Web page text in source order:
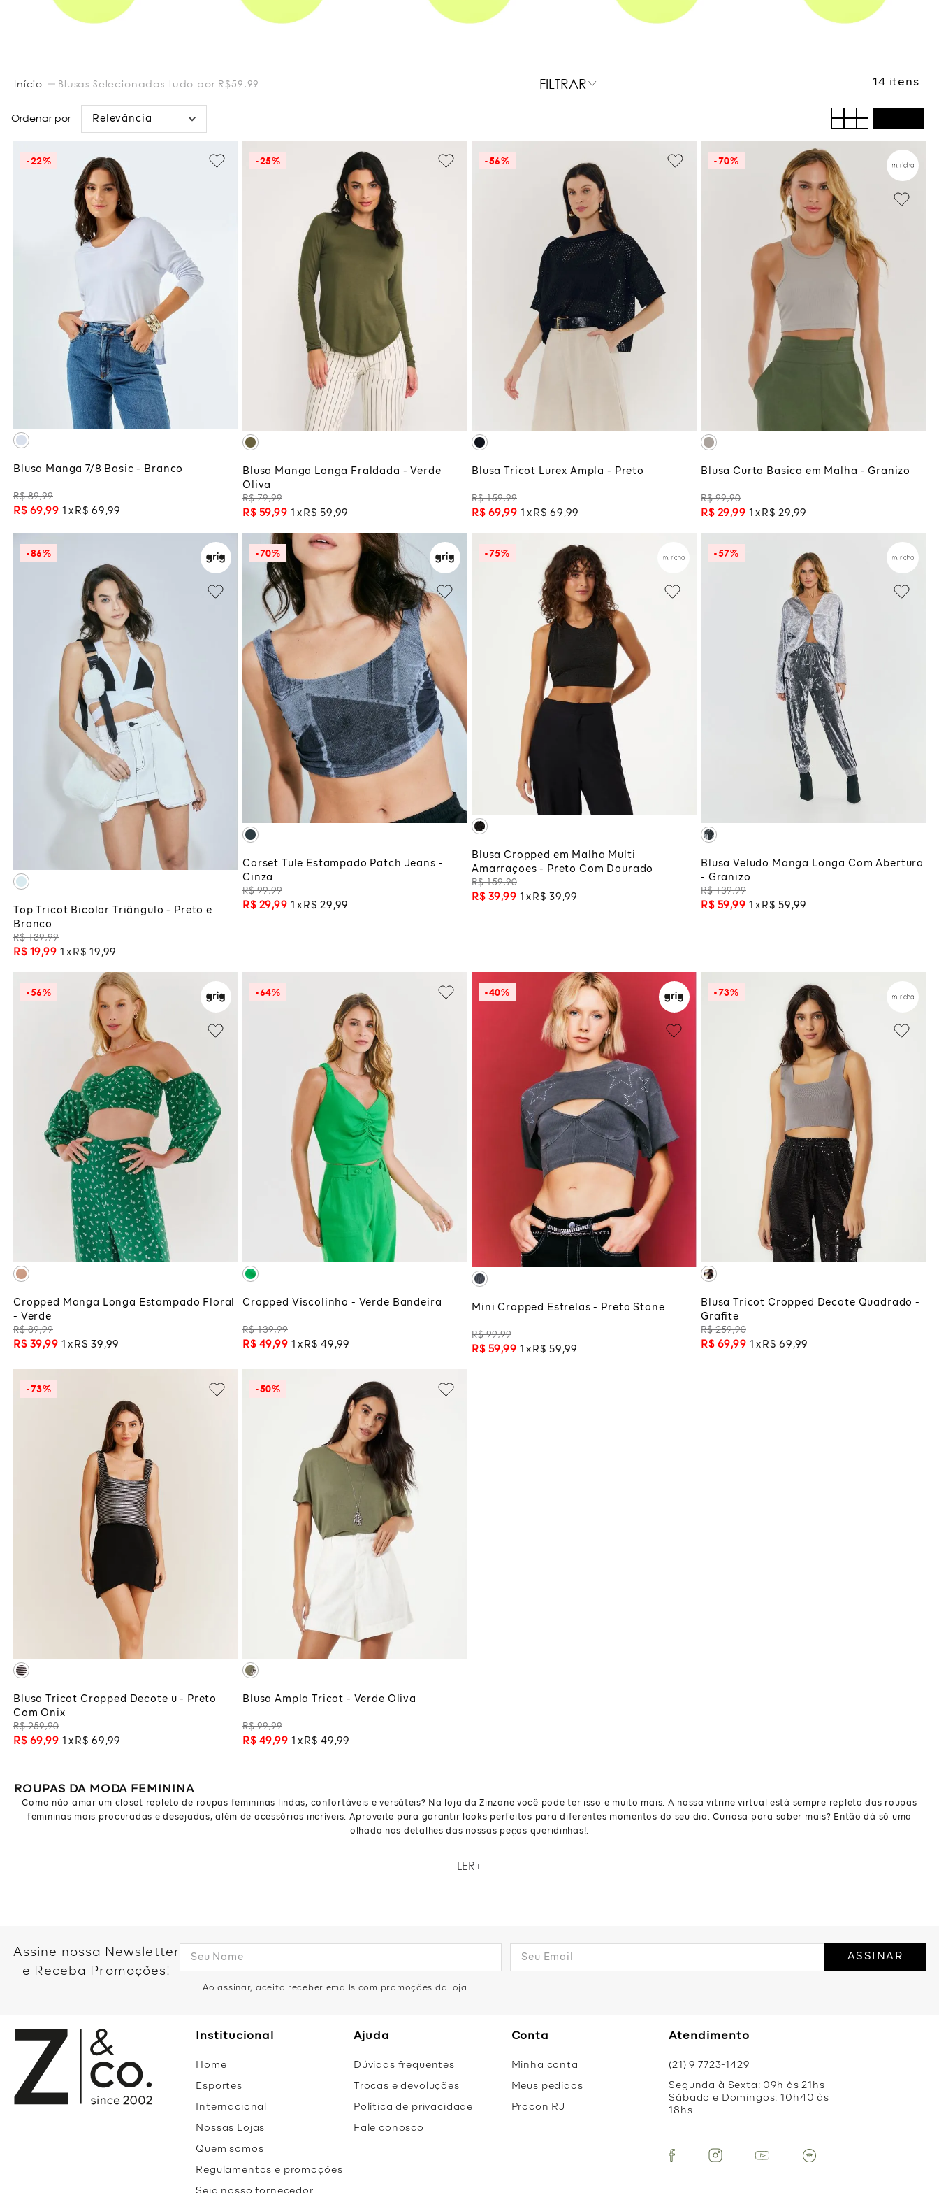
Blusas Selecionadas tudo por R$59,99 FILTRAR 14
Relevância
-22%
GG
ADICIONAR À SACOLA
Blusa Manga 7/8 Basic - Branco
R$ 89,99
R$ 69,99 1 R$ 69 ,99
-25%
M
ADICIONAR À SACOLA
Blusa Manga Longa Fraldada - Verde
Oliva
R$ 79,99
R$ 59,99 1 R$ 59 ,99
-56%
ADICIONAR À SACOLA
Blusa Tricot Lurex Ampla - Preto
R$ 159,99
R$ 69,99 1 R$ 69 ,99
-70%
ADICIONAR À SACOLA
Blusa Curta Basica em Malha - Granizo
R$ 99,90
R$ 29,99 1 R$ 29 ,99
-86%
ADICIONAR À SACOLA
Top Tricot Bicolor Triângulo - Preto e
Branco
R$ 139,99
R$ 19,99 1 R$ 19 ,99
-70%
GG
ADICIONAR À SACOLA
Corset Tule Estampado Patch Jeans -
Cinza
R$ 99,99
R$ 29,99 1 R$ 29 ,99
-75%
ADICIONAR À SACOLA
Blusa Cropped em Malha Multi
Amarraçoes - Preto Com Dourado
R$ 159,90
R$ 39,99 1 R$ 39 ,99
-57%
G
M
ADICIONAR À SACOLA
Blusa Veludo Manga Longa Com Abertura
- Granizo
R$ 139,99
R$ 59,99 1 R$ 59 ,99
-56%
GG
ADICIONAR À SACOLA
Cropped Manga Longa Estampado Floral
- Verde
R$ 89,99
R$ 39,99 1 R$ 39 ,99
-64%
ADICIONAR À SACOLA
Cropped Viscolinho - Verde Bandeira
R$ 139,99
R$ 49,99 1 R$ 49 ,99
-40%
G
ADICIONAR À SACOLA
Mini Cropped Estrelas - Preto Stone
R$ 99,99
R$ 59,99 1 R$ 59 ,99
-73%
M
ADICIONAR À SACOLA
Blusa Tricot Cropped Decote Quadrado -
Grafite
R$ 259,90
R$ 69,99 1 R$ 69 ,99
-73%
ADICIONAR À SACOLA
Blusa Tricot Cropped Decote u - Preto
Com Onix
R$ 259,90
R$ 69,99 1 R$ 69 ,99
-50%
ADICIONAR À SACOLA
Blusa Ampla Tricot - Verde Oliva
R$ 99,99
R$ 49,99 1 R$ 49 ,99
ROUPAS DA MODA FEMININA
Como não amar um closet repleto de roupas femininas lindas, confortáveis e versáteis? Na loja da Zinzane você pode ter isso e muito mais. A nossa vitrine virtual está sempre repleta das roupas
femininas mais procuradas e desejadas, além de acessórios incríveis. Aproveite para garantir looks perfeitos para diferentes momentos do seu dia. Curiosa para saber mais? Então dá só uma
olhada nos detalhes das nossas peças queridinhas!.
LER
Assine nossa Newsletter
e Receba Promoções!
Ao assinar, aceito receber emails com promoções da loja
ASSINAR
Institucional
Home
Esportes
Internacional
Nossas Lojas
Quem somos
Regulamentos e promoções
Ajuda
Dúvidas frequentes
Trocas e devoluções
Política de privacidade
Fale conosco
Conta
Minha conta
Meus pedidos
Procon RJ
Atendimento
(21) 9 7723-1429
Segunda à Sexta: 09h às 21hs
Sábado e Domingos: 10h40 às
18hs